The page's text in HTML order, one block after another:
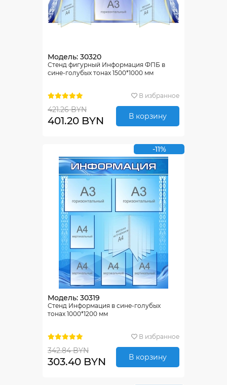
Модель: 30320
Стенд фигурный Информация ФПБ в
сине-голубых тонах 1500*1000 мм
В избранное
421.26 BYN
401.20 BYN В корзину
-11%
Модель: 30319
Стенд Информация в сине-голубых
тонах 1000*1200 мм
В избранное
342.84 BYN
303.40 BYN В корзину